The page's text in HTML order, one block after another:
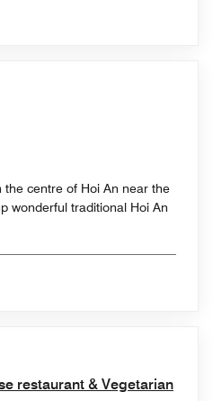
centre of Hoi An near the
wonderful traditional Hoi An
restaurant & Vegetarian